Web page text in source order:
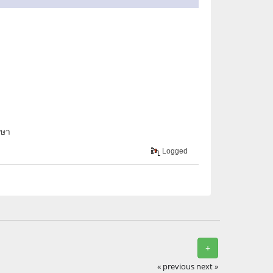
า
Logged
+
« previous next »